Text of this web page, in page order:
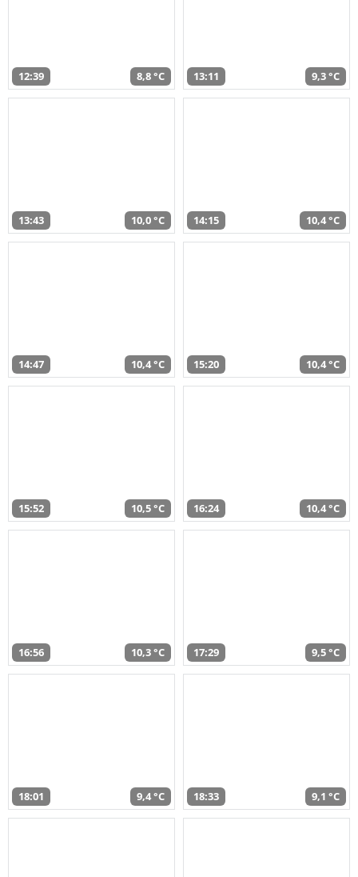
12:39 8,8 °C 13:11 9,3 °C
13:43 10,0 °C 14:15 10,4 °C
14:47 10,4 °C 15:20 10,4 °C
15:52 10,5 °C 16:24 10,4 °C
16:56 10,3 °C 17:29 9,5 °C
18:01 9,4 °C 18:33 9,1 °C